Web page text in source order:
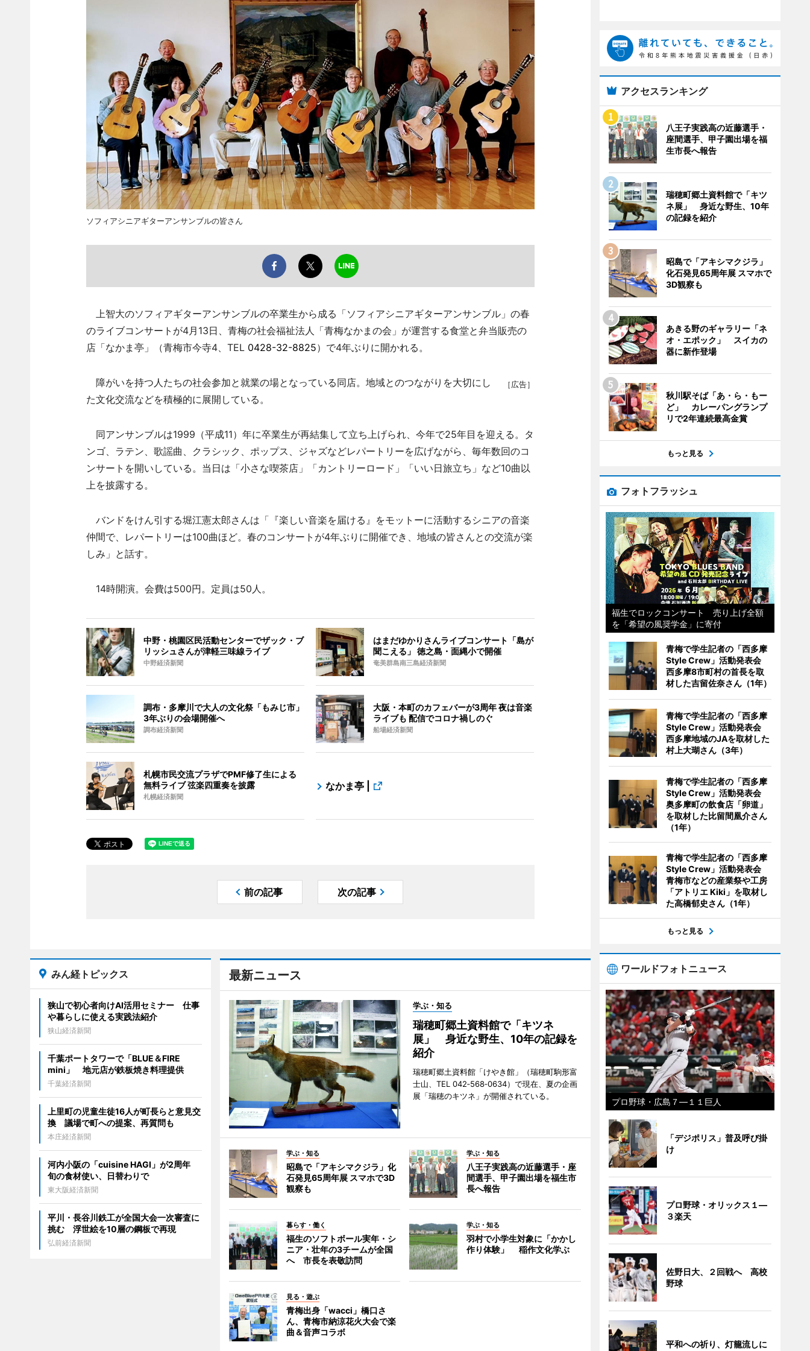
ソフィアシニアギターアンサンブルの皆さん
上智大のソフィアギターアンサンブルの卒業生から成る「ソフィアシニアギターアンサンブル」の春
のライブコンサートが4月13日、青梅の社会福祉法人「青梅なかまの会」が運営する食堂と弁当販売の
店「なかま亭」（青梅市今寺4、TEL 0428-32-8825）で4年ぶりに開かれる。
［広告］
障がいを持つ人たちの社会参加と就業の場となっている同店。地域とのつながりを大切にし
た文化交流などを積極的に展開している。
同アンサンブルは1999（平成11）年に卒業生が再結集して立ち上げられ、今年で25年目を迎える。タ
ンゴ、ラテン、歌謡曲、クラシック、ポップス、ジャズなどレパートリーを広げながら、毎年数回のコ
ンサートを開いしている。当日は「小さな喫茶店」「カントリーロード」「いい日旅立ち」など10曲以
上を披露する。
バンドをけん引する堀江憲太郎さんは「『楽しい音楽を届ける』をモットーに活動するシニアの音楽
仲間で、レパートリーは100曲ほど。春のコンサートが4年ぶりに開催でき、地域の皆さんとの交流が楽
しみ」と話す。
14時開演。会費は500円。定員は50人。
中野・桃園区民活動センターでザック・ブ
リッシュさんが津軽三味線ライブ
中野経済新聞
はまだゆかりさんライブコンサート「島が
聞こえる」 徳之島・面縄小で開催
奄美群島南三島経済新聞
調布・多摩川で大人の文化祭「もみじ市」
3年ぶりの会場開催へ
調布経済新聞
大阪・本町のカフェバーが3周年 夜は音楽
ライブも 配信でコロナ禍しのぐ
船場経済新聞
札幌市民交流プラザでPMF修了生による
無料ライブ 弦楽四重奏を披露
札幌経済新聞
なかま亭 |
前の記事 次の記事
最新ニュース
学ぶ・知る
瑞穂町郷土資料館で「キツネ
展」 身近な野生、10年の記録を
紹介
瑞穂町郷土資料館「けやき館」（瑞穂町駒形富
士山、TEL 042‐568‐0634）で現在、夏の企画
展「瑞穂のキツネ」が開催されている。
学ぶ・知る
昭島で「アキシマクジラ」化
石発見65周年展 スマホで3D
観察も
学ぶ・知る
八王子実践高の近藤選手・座
間選手、甲子園出場を福生市
長へ報告
暮らす・働く
福生のソフトボール実年・シ
ニア・壮年の3チームが全国
へ 市長を表敬訪問
学ぶ・知る
羽村で小学生対象に「かかし
作り体験」 稲作文化学ぶ
見る・遊ぶ
青梅出身「wacci」橋口さ
ん、青梅市納涼花火大会で楽
曲＆音声コラボ
みん経トピックス
狭山で初心者向けAI活用セミナー 仕事
や暮らしに使える実践法紹介
狭山経済新聞
千葉ポートタワーで「BLUE＆FIRE
mini」 地元店が鉄板焼き料理提供
千葉経済新聞
上里町の児童生徒16人が町長らと意見交
換 議場で町への提案、再質問も
本庄経済新聞
河内小阪の「cuisine HAGI」が2周年
旬の食材使い、日替わりで
東大阪経済新聞
平川・長谷川鉄工が全国大会一次審査に
挑む 浮世絵を10層の鋼板で再現
弘前経済新聞
アクセスランキング
八王子実践高の近藤選手・
座間選手、甲子園出場を福
生市長へ報告
瑞穂町郷土資料館で「キツ
ネ展」 身近な野生、10年
の記録を紹介
昭島で「アキシマクジラ」
化石発見65周年展 スマホで
3D観察も
あきる野のギャラリー「ネ
オ・エポック」 スイカの
器に新作登場
秋川駅そば「あ・ら・もー
ど」 カレーパングランプ
リで2年連続最高金賞
もっと見る
フォトフラッシュ
福生でロックコンサート 売り上げ全額
を「希望の風奨学金」に寄付
青梅で学生記者の「西多摩
Style Crew」活動発表会
西多摩8市町村の首長を取
材した吉留佐奈さん（1年）
青梅で学生記者の「西多摩
Style Crew」活動発表会
西多摩地域のJAを取材した
村上大瑚さん（3年）
青梅で学生記者の「西多摩
Style Crew」活動発表会
奥多摩町の飲食店「卵道」
を取材した比留間凰介さん
（1年）
青梅で学生記者の「西多摩
Style Crew」活動発表会
青梅市などの産業祭や工房
「アトリエ Kiki」を取材し
た高橋郁史さん（1年）
もっと見る
ワールドフォトニュース
プロ野球・広島７―１１巨人
「デジポリス」普及呼び掛
け
プロ野球・オリックス１―
３楽天
佐野日大、２回戦へ 高校
野球
平和への祈り、灯籠流しに